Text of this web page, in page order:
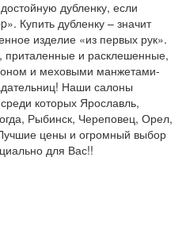
дубленку, если
Купить дубленку – значит
изделие «из первых рук».
приталенные и расклешенные,
и меховыми манжетами-
Наши салоны
которых Ярославль,
Рыбинск, Череповец, Орел,
цены и огромный выбор
для Вас!!